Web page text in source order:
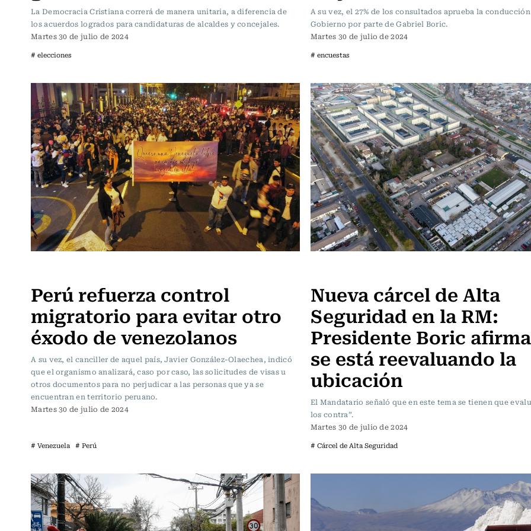
La Democracia Cristiana correrá de manera unitaria, a diferencia de
los acuerdos logrados para candidaturas de alcaldes y concejales.
Martes 30 de julio de 2024
# elecciones
A su vez, el 27% de los consultados aprueba la
Gobierno por parte de Gabriel Boric.
Martes 30 de julio de 2024
# encuestas
Perú refuerza control
migratorio para evitar otro
éxodo de venezolanos
A su vez, el canciller de aquel país, Javier González-Olaechea, indicó
que el organismo analizará, caso por caso, las solicitudes de visas u
otros documentos para no perjudicar a las personas que ya se
encuentran en territorio peruano.
Martes 30 de julio de 2024
# Venezuela # Perú
Nueva cárcel de Alta
Seguridad en la RM:
Presidente Boric
se está reevaluando la
ubicación
El Mandatario señaló que en este tema se tienen que
los contra”.
Martes 30 de julio de 2024
# Cárcel de Alta Seguridad